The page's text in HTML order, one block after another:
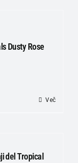
Dusty Rose
Več
del Tropical